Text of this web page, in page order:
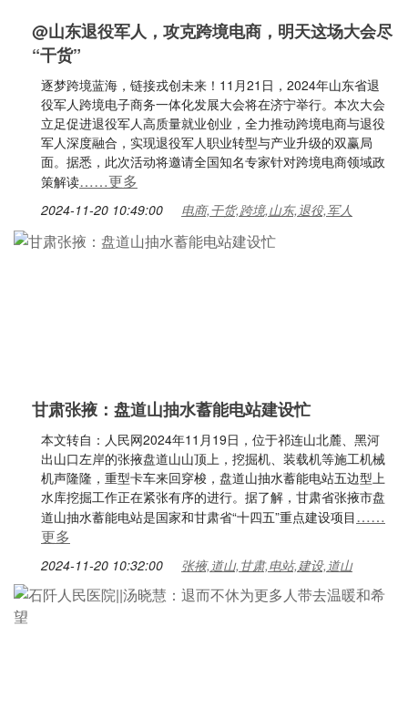
@山东退役军人，攻克跨境电商，明天这场大会尽
“干货”
逐梦跨境蓝海，链接戎创未来！11月21日，2024年山东省退
役军人跨境电子商务一体化发展大会将在济宁举行。本次大会
立足促进退役军人高质量就业创业，全力推动跨境电商与退役
军人深度融合，实现退役军人职业转型与产业升级的双赢局
面。据悉，此次活动将邀请全国知名专家针对跨境电商领域政
策解读……更多
2024-11-20 10:49:00 电商,干货,跨境,山东,退役,军人
甘肃张掖：盘道山抽水蓄能电站建设忙
本文转自：人民网2024年11月19日，位于祁连山北麓、黑河
出山口左岸的张掖盘道山山顶上，挖掘机、装载机等施工机械
机声隆隆，重型卡车来回穿梭，盘道山抽水蓄能电站五边型上
水库挖掘工作正在紧张有序的进行。据了解，甘肃省张掖市盘
道山抽水蓄能电站是国家和甘肃省“十四五”重点建设项目……
更多
2024-11-20 10:32:00 张掖,道山,甘肃,电站,建设,道山